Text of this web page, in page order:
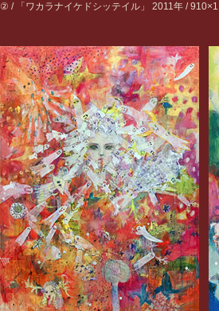
② / 「ワカラナイケドシッテイル」 2011年 /